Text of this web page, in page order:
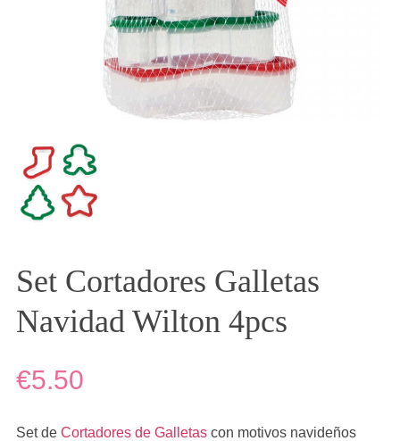
Set Cortadores Galletas
Navidad Wilton 4pcs
€5.50
Set de Cortadores de Galletascon motivos navideños